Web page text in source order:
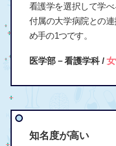
看護学を選択して学べ
付属の大学病院との
め手の1つです。
医学部－看護学科 /
知名度が高い